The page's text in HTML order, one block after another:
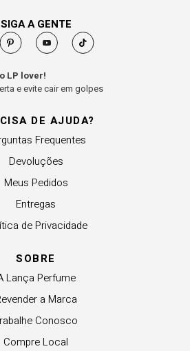
DE AJUDA?
Frequentes
Devoluções
Meus Pedidos
Entregas
de Privacidade
SOBRE
Lança Perfume
a Marca
Conosco
Compre Local
SIGA A GENTE
LP lover!
e evite cair em golpes